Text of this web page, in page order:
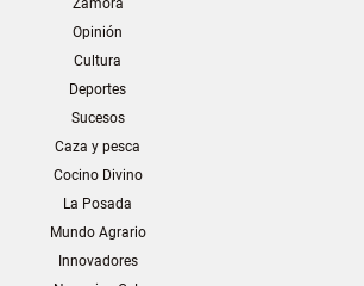
Zamora
Opinión
Cultura
Deportes
Sucesos
Caza y pesca
Cocino Divino
La Posada
Mundo Agrario
Innovadores